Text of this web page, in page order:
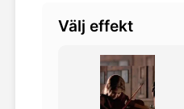
Välj effekt